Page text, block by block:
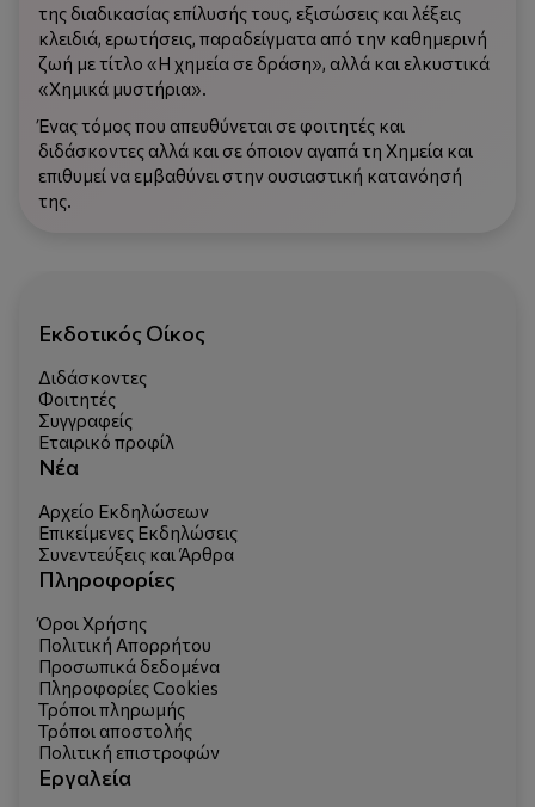
της διαδικασίας επίλυσής τους, εξισώσεις και λέξεις
κλειδιά, ερωτήσεις, παραδείγματα από την καθημερινή
ζωή με τίτλο «Η χημεία σε δράση», αλλά και ελκυστικά
«Χημικά μυστήρια».
Ένας τόμος που απευθύνεται σε φοιτητές και
διδάσκοντες αλλά και σε όποιον αγαπά τη Χημεία και
επιθυμεί να εμβαθύνει στην ουσιαστική κατανόησή
της.
Εκδοτικός Οίκος
Διδάσκοντες
Φοιτητές
Συγγραφείς
Εταιρικό προφίλ
Νέα
Αρχείο Εκδηλώσεων
Επικείμενες Εκδηλώσεις
Συνεντεύξεις και Άρθρα
Πληροφορίες
Όροι Χρήσης
Πολιτική Απορρήτου
Προσωπικά δεδομένα
Πληροφορίες Cookies
Τρόποι πληρωμής
Τρόποι αποστολής
Πολιτική επιστροφών
Εργαλεία